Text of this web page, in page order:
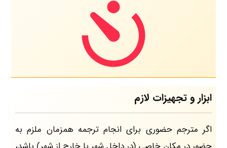
ابزار و تجهیزات لازم
اگر مترجم حضوری برای انجام ترجمه همزمان ملزم به